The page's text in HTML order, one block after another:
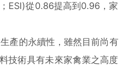
ESI)從0.86提高到0.96，家
產的永續性，雖然目前尚有
技術具有未來家禽業之高度